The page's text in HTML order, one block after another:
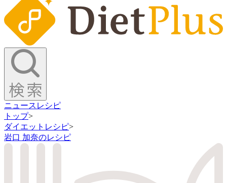
ニュース レシピ
トップ>
ダイエットレシピ>
岩口 加奈のレシピ